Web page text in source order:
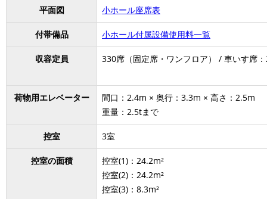
平面図 小ホール座席表
付帯備品 小ホール付属設備使用料一覧
収容定員 330席（固定席・ワンフロア） / 車いす席
荷物用エレベーター
間口：2.4m × 奥行：3.3m × 高さ：2.5m
重量：2.5tまで
控室 3室
控室の面積
控室(1)：24.2m²
控室(2)：24.2m²
控室(3)：8.3m²